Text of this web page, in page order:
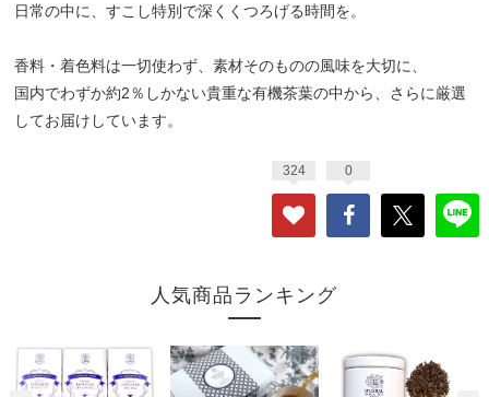
日常の中に、すこし特別で深くくつろげる時間を。
香料・着色料は一切使わず、素材そのものの風味を大切に、
国内でわずか約2％しかない貴重な有機茶葉の中から、さらに厳選
してお届けしています。
324 0
人気商品ランキング